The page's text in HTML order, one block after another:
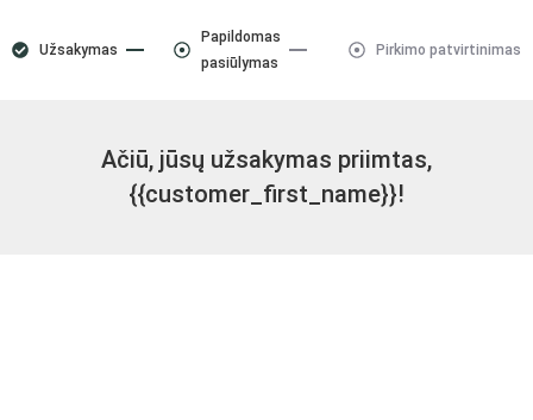
Užsakymas
Papildomas
pasiūlymas
Pirkimo patvirtinimas
Ačiū, jūsų užsakymas priimtas,
{{customer_first_name}}!